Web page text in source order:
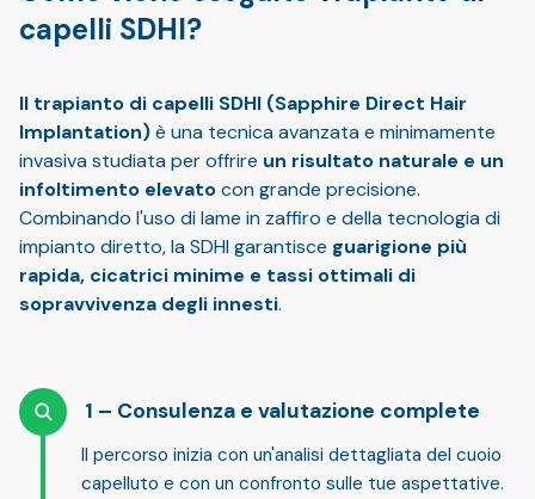
capelli SDHI?
Il trapianto di capelli SDHI (Sapphire Direct Hair
Implantation)è una tecnica avanzata e minimamente
invasiva studiata per offrire un risultato naturale e un
infoltimento elevatocon grande precisione.
Combinando l'uso di lame in zaffiro e della tecnologia di
impianto diretto, la SDHI garantisce guarigione più
rapida, cicatrici minime e tassi ottimali di
sopravvivenza degli innesti.
Consulenza e valutazione complete
Il percorso inizia con un'analisi dettagliata del cuoio
capelluto e con un confronto sulle tue aspettative.